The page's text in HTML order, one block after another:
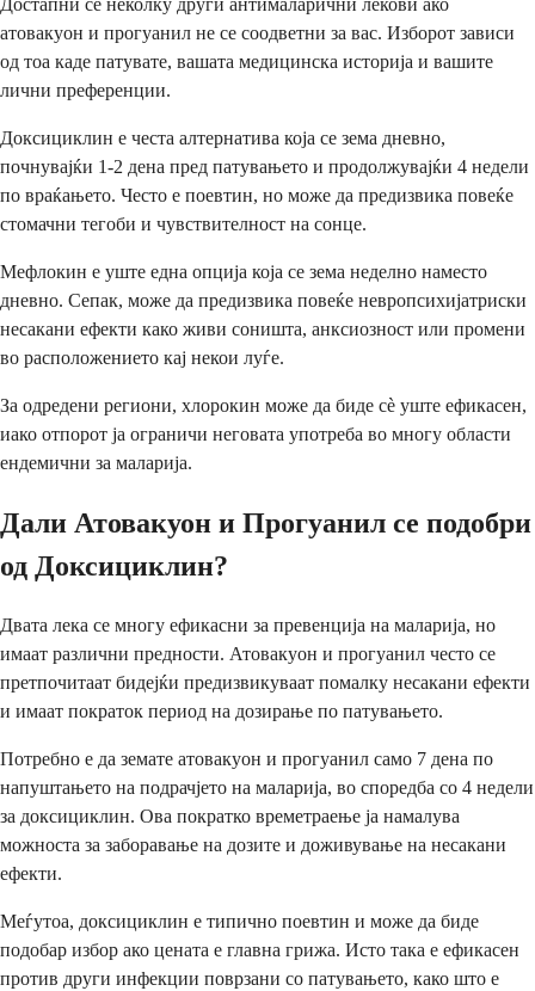
Достапни се неколку други антималарични лекови ако
атовакуон и прогуанил не се соодветни за вас. Изборот зависи
од тоа каде патувате, вашата медицинска историја и вашите
лични преференции.
Доксициклин е честа алтернатива која се зема дневно,
почнувајќи 1-2 дена пред патувањето и продолжувајќи 4 недели
по враќањето. Често е поевтин, но може да предизвика повеќе
стомачни тегоби и чувствителност на сонце.
Мефлокин е уште една опција која се зема неделно наместо
дневно. Сепак, може да предизвика повеќе невропсихијатриски
несакани ефекти како живи соништа, анксиозност или промени
во расположението кај некои луѓе.
За одредени региони, хлорокин може да биде сè уште ефикасен,
иако отпорот ја ограничи неговата употреба во многу области
ендемични за маларија.
Дали Атовакуон и Прогуанил се подобри
од Доксициклин?
Двата лека се многу ефикасни за превенција на маларија, но
имаат различни предности. Атовакуон и прогуанил често се
претпочитаат бидејќи предизвикуваат помалку несакани ефекти
и имаат пократок период на дозирање по патувањето.
Потребно е да земате атовакуон и прогуанил само 7 дена по
напуштањето на подрачјето на маларија, во споредба со 4 недели
за доксициклин. Ова пократко времетраење ја намалува
можноста за заборавање на дозите и доживување на несакани
ефекти.
Меѓутоа, доксициклин е типично поевтин и може да биде
подобар избор ако цената е главна грижа. Исто така е ефикасен
против други инфекции поврзани со патувањето, како што е